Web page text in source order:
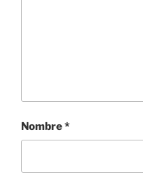
Nombre*